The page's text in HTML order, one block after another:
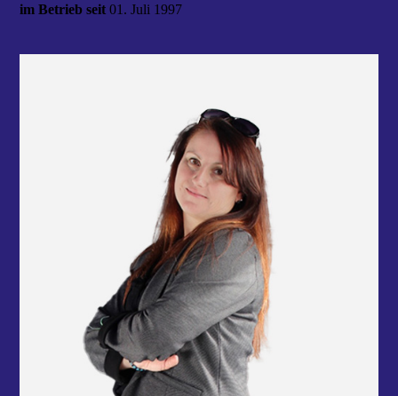
im Betrieb seit 01. Juli 1997